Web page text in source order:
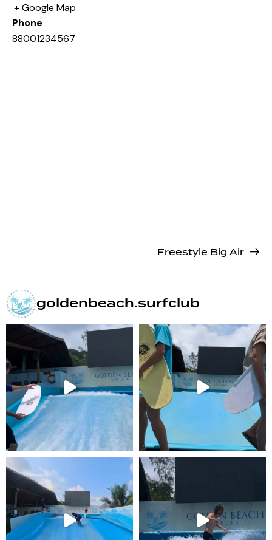
+ Google Map
Phone
88001234567
Freestyle Big Air
goldenbeach.surfclub